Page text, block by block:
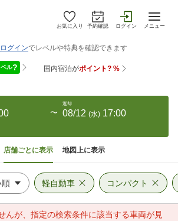
お気に入り 予約確認 ログイン メニュー
〜
返却
08/12 (水) 17:00
店舗ごとに表示 地図上に表示
軽自動車 コンパクト
んが、指定の検索条件に該当する車両が見